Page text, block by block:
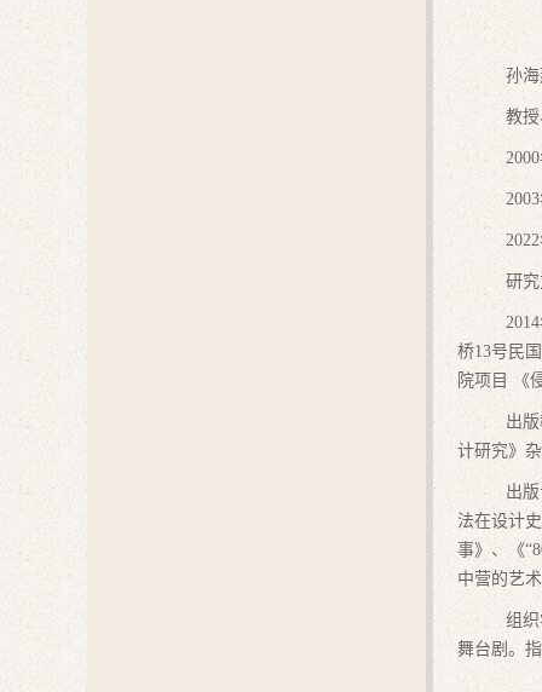
孙
教
2003
2022
研
桥13号民
院项目
《
出
计研究》
出
法在设计
事》、《
中营的艺
组
舞台剧。